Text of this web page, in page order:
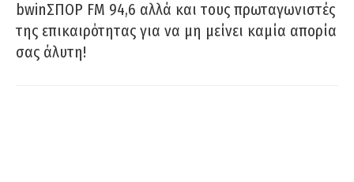
bwinΣΠΟΡ FM 94,6 αλλά και τους πρωταγωνιστές
της επικαιρότητας για να μη μείνει καμία απορία
σας άλυτη!